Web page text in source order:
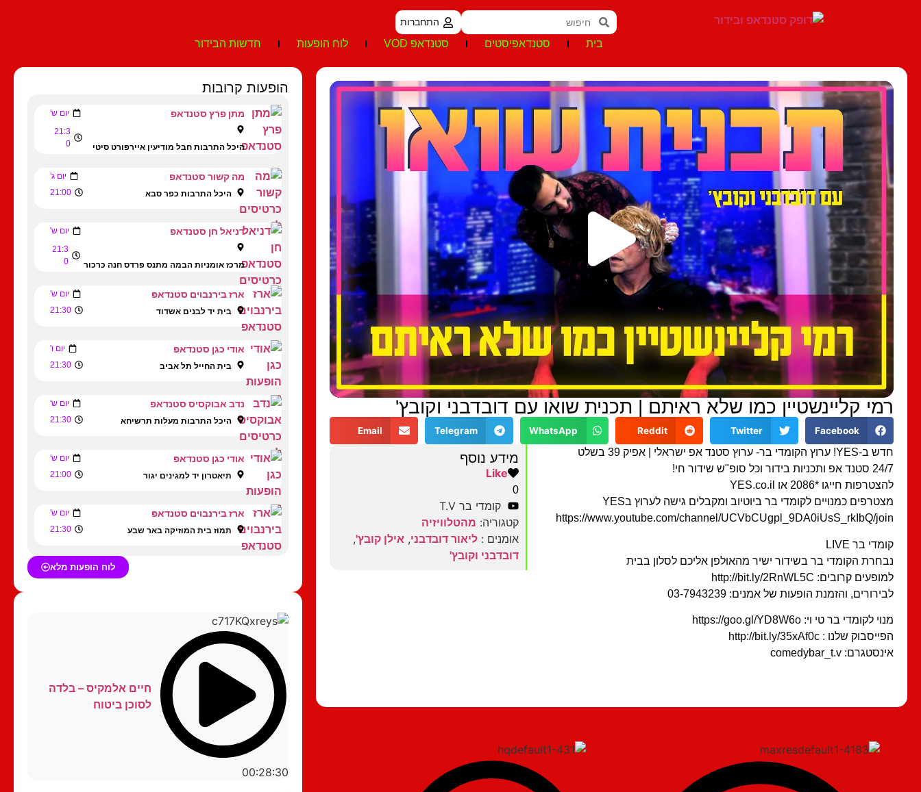
התחברות
בית סטנדאפיסטים סטנדאפ VOD לוח הופעות חדשות הבידור
רמי קליינשטיין כמו שלא ראיתם | תכנית שואו עם דובדבני וקובץ'
Facebook
Twitter
Reddit
WhatsApp
Telegram
Email
חדש ב-YES! ערוץ הקומדי בר- ערוץ סטנד אפ ישראלי | אפיק 39 בשלט
24/7 סטנד אפ ותכניות בידור וכל סופ"ש שידור חי!
להצטרפות חייגו *2086 או YES.co.il
מצטרפים כמנויים לקומדי בר ביוטיוב ומקבלים גישה לערוץ בYES
https://www.youtube.com/channel/UCVbCUgpl_9DA0iUsS_rkIbQ/join
קומדי בר LIVE
נבחרת הקומדי בר בשידור ישיר מהאולפן אליכם לסלון בבית
למופעים קרובים: http://bit.ly/2RnWL5C
לבירורים, והזמנת הופעות של אמנים: 03-7943239
מנוי לקומדי בר טי וי: https://goo.gl/YD8W6o
הפייסבוק שלנו : http://bit.ly/35xAf0c
אינסטגרם: comedybar_t.v
מידע נוסף
Like
0
קומדי בר T.V
קטגוריה: מהטלוויזיה
אומנים : ליאור דובדבני, אילן קובץ',
דובדבני וקובץ'
הופעות קרובות
מתן פרץ סטנדאפ יום ש'
היכל התרבות חבל מודיעין איירפורט סיטי
21:3
0
מה קשור סטנדאפ יום ג'
היכל התרבות כפר סבא 21:00
דניאל חן סטנדאפ יום ש'
מרכז אומניות הבמה מתנס פרדס חנה כרכור
21:3
0
ארז בירנבוים סטנדאפ יום ש'
בית יד לבנים אשדוד 21:30
אודי כגן סטנדאפ יום ו'
בית החייל תל אביב 21:30
נדב אבוקסיס סטנדאפ יום ש'
היכל התרבות מעלות תרשיחא 21:30
אודי כגן סטנדאפ יום ש'
תיאטרון יד למגינים יגור 21:00
ארז בירנבוים סטנדאפ יום ש'
תמוז בית המוזיקה באר שבע 21:30
לוח הופעות מלא
00:28:30
חיים אלמקיס – בלדה
לסוכן ביטוח